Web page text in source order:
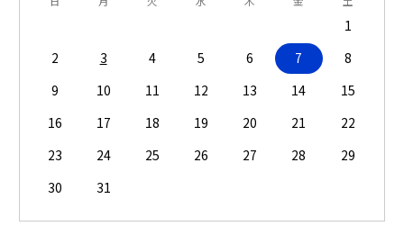
1
2
3 4 5 6 7
8
9
10 11 12 13 14
15
16
17 18 19 20 21
22
23
24 25 26 27 28
29
30
31